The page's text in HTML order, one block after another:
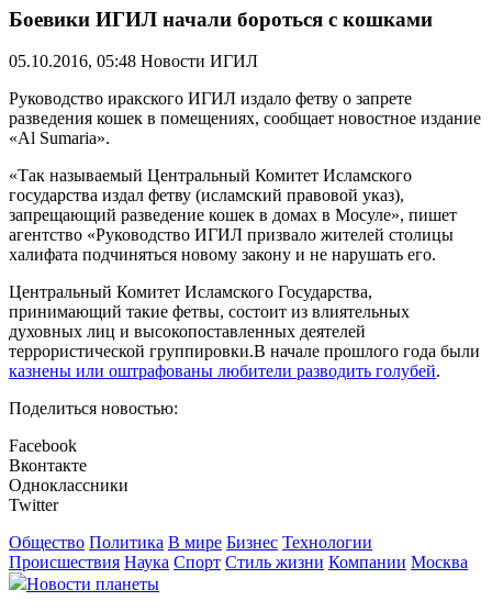
Боевики ИГИЛ начали бороться с кошками
05.10.2016, 05:48 Новости ИГИЛ
Руководство иракского ИГИЛ издало фетву о запрете
разведения кошек в помещениях, сообщает новостное издание
«Al Sumaria».
«Так называемый Центральный Комитет Исламского
государства издал фетву (исламский правовой указ),
запрещающий разведение кошек в домах в Мосуле», пишет
агентство «Руководство ИГИЛ призвало жителей столицы
халифата подчиняться новому закону и не нарушать его.
Центральный Комитет Исламского Государства,
принимающий такие фетвы, состоит из влиятельных
духовных лиц и высокопоставленных деятелей
террористической группировки.В начале прошлого года были
казнены или оштрафованы любители разводить голубей.
Поделиться новостью:
Facebook
Вконтакте
Одноклассники
Twitter
Общество Политика В мире Бизнес Технологии
Происшествия Наука Спорт Стиль жизни Компании Москва
Новости планеты